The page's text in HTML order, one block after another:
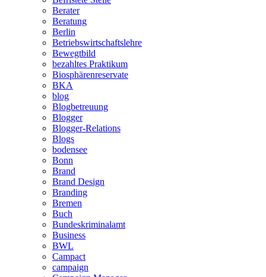
Berater
Beratung
Berlin
Betriebswirtschaftslehre
Bewegtbild
bezahltes Praktikum
Biosphärenreservate
BKA
blog
Blogbetreuung
Blogger
Blogger-Relations
Blogs
bodensee
Bonn
Brand
Brand Design
Branding
Bremen
Buch
Bundeskriminalamt
Business
BWL
Campact
campaign